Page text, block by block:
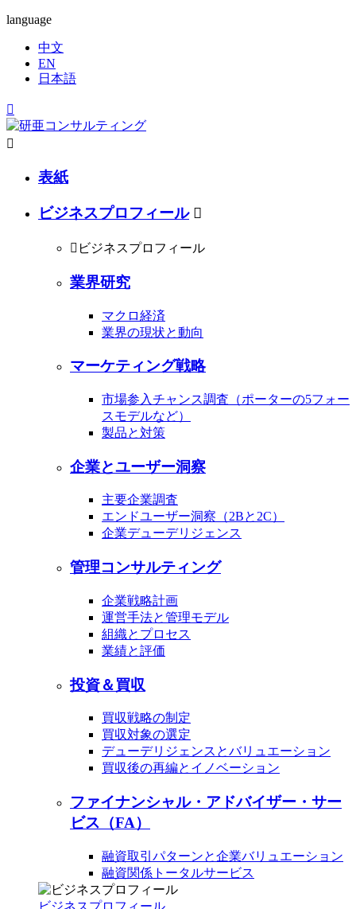
language
中文
EN
日本語


表紙
ビジネスプロフィール 
 ビジネスプロフィール
業界研究
マクロ経済
業界の現状と動向
マーケティング戦略
市場参入チャンス調査（ポーターの5フォー
スモデルなど）
製品と対策
企業とユーザー洞察
主要企業調査
エンドユーザー洞察（2Bと2C）
企業デューデリジェンス
管理コンサルティング
企業戦略計画
運営手法と管理モデル
組織とプロセス
業績と評価
投資＆買収
買収戦略の制定
買収対象の選定
デューデリジェンスとバリュエーション
買収後の再編とイノベーション
ファイナンシャル・アドバイザー・サー
ビス（FA）
融資取引パターンと企業バリュエーション
融資関係トータルサービス
ビジネスプロフィール